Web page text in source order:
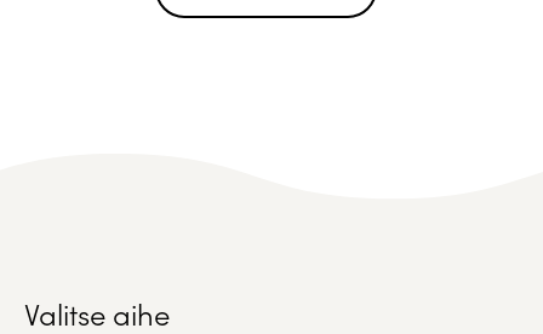
Valitse aihe